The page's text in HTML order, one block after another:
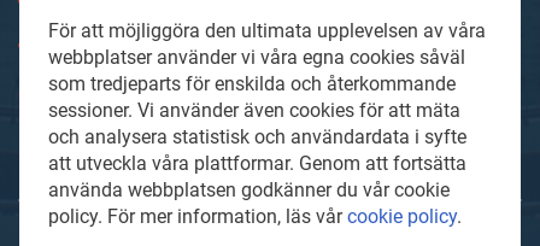
från och om det lokala näringslivet och
dess aktörer samt en hel del annan
läsvärt innehåll.
För att möjliggöra den ultimata upplevelsen av våra
webbplatser använder vi våra egna cookies såväl
som tredjeparts för enskilda och återkommande
sessioner. Vi använder även cookies för att mäta
och analysera statistisk och användardata i syfte
att utveckla våra plattformar. Genom att fortsätta
använda webbplatsen godkänner du vår cookie
policy. För mer information, läs vårcookie policy.